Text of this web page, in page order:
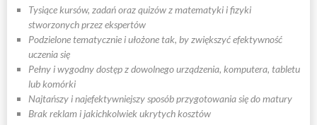
Tysiące kursów, zadań oraz quizów z matematyki i fizyki
stworzonych przez ekspertów
Podzielone tematycznie i ułożone tak, by zwiększyć efektywność
uczenia się
Pełny i wygodny dostęp z dowolnego urządzenia, komputera, tabletu
lub komórki
Najtańszy i najefektywniejszy sposób przygotowania się do matury
Brak reklam i jakichkolwiek ukrytych kosztów